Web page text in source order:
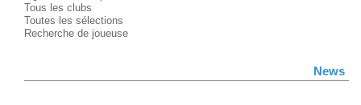
Tous les clubs
Toutes les sélections
Recherche de joueuse
News